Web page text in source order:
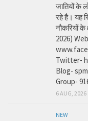
जातियों के
रहे है। यह
नौकरियों के
2026)
Twitter-
Blog-
Group-
6 AUG, 2026
NEW